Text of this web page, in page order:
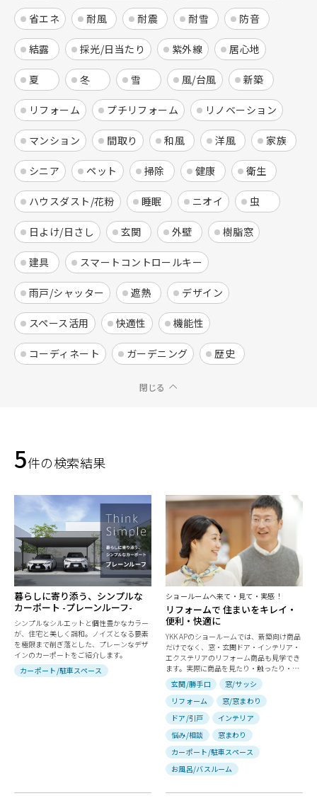
省エネ 耐風 耐震 耐雪 防音
結露 採光/日当たり 紫外線 居心地
夏 冬 雪 風/台風 新築
リフォーム プチリフォーム リノベーション
マンション 間取り 和風 洋風 家族
シニア ペット 掃除 健康 衛生
ハウスダスト/花粉 睡眠 ニオイ 虫
日よけ/日さし 玄関 外壁 樹脂窓
建具 スマートコントロールキー
雨戸/シャッター 遮熱 デザイン
スペース活用 快適性 機能性
コーディネート ガーデニング 歴史
閉じる
5件の検索結果
暮らしに寄り添う、シンプルな
カーポート -プレーンルーフ-
シンプルなシルエットと個性豊かなカラー
が、住宅と美しく調和。ノイズとなる要素
を極限まで削ぎ落とした、プレーンなデザ
インのカーポートをご紹介します。
カーポート/駐車スペース
ショールームへ来て・見て・実感！
リフォームで 住まいをキレイ・
便利・快適に
YKK APのショールームでは、新築向け商品
だけでなく、窓・玄関ドア・インテリア・
エクステリアのリフォーム商品も見学でき
ます。実際に商品を見たり・触ったり・実
験機で体感して住まいのリフォーム検討に
役立ててください。
玄関/勝手口
窓/サッシ
リフォーム
窓/窓まわり
ドア/引戸
インテリア
悩み/相談
窓まわり
カーポート/駐車スペース
お風呂/バスルーム